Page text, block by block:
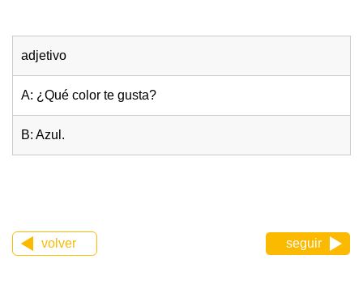
adjetivo
A: ¿Qué color te gusta?
B: Azul.
volver seguir